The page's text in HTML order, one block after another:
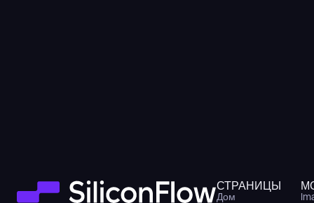
СТРАНИЦЫ
Дом